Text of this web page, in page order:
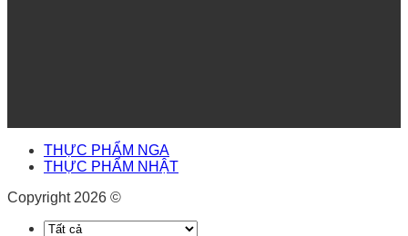
THỰC PHẨM NGA
THỰC PHẨM NHẬT
Copyright 2026 ©